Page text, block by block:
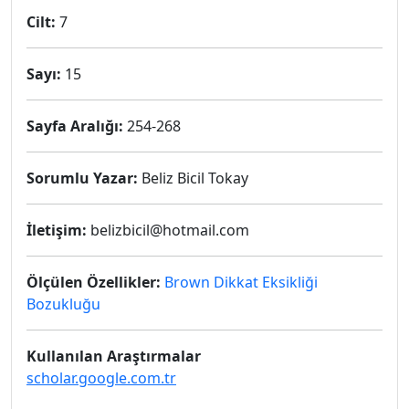
Cilt: 7
Sayı: 15
Sayfa Aralığı: 254-268
Sorumlu Yazar: Beliz Bicil Tokay
İletişim: belizbicil@hotmail.com
Ölçülen Özellikler: Brown Dikkat Eksikliği
Bozukluğu
Kullanılan Araştırmalar
scholar.google.com.tr